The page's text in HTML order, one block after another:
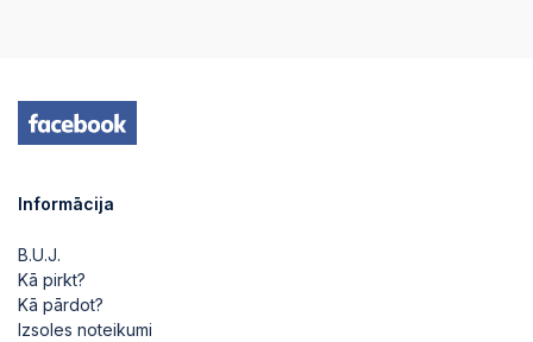
Informācija
B.U.J.
Kā pirkt?
Kā pārdot?
Izsoles noteikumi